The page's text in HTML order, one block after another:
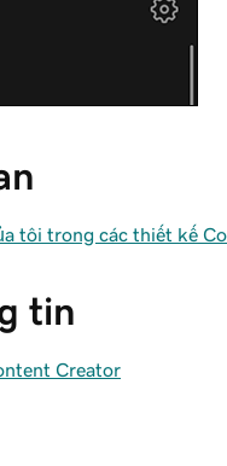
tôi trong các thiết kế
tin
Creator